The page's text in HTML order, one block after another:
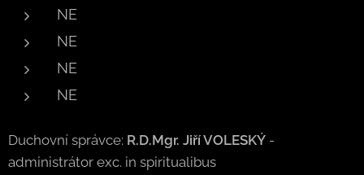
NE
NE
NE
NE
Duchovní správce: R.D.Mgr. Jiří VOLESKÝ -
administrátor exc. in spiritualibus